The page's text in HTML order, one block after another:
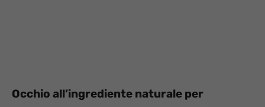
Occhio all’ingrediente naturale per